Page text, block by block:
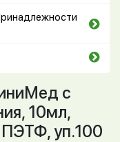
с
10мл,
уп.100